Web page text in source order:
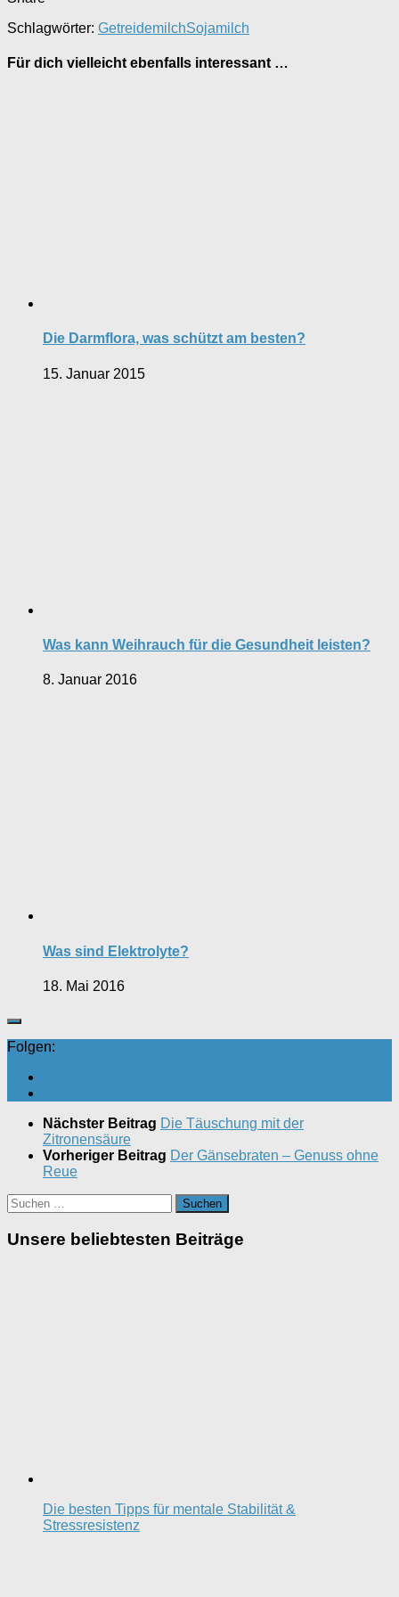
Schlagwörter: GetreidemilchSojamilch
Für dich vielleicht ebenfalls interessant …
Die Darmflora, was schützt am besten?
15. Januar 2015
Was kann Weihrauch für die Gesundheit leisten?
8. Januar 2016
Was sind Elektrolyte?
18. Mai 2016
Folgen:
Nächster Beitrag Die Täuschung mit der
Zitronensäure
Vorheriger Beitrag Der Gänsebraten – Genuss ohne
Reue
Suchen
nach:
Unsere beliebtesten Beiträge
Die besten Tipps für mentale Stabilität &
Stressresistenz